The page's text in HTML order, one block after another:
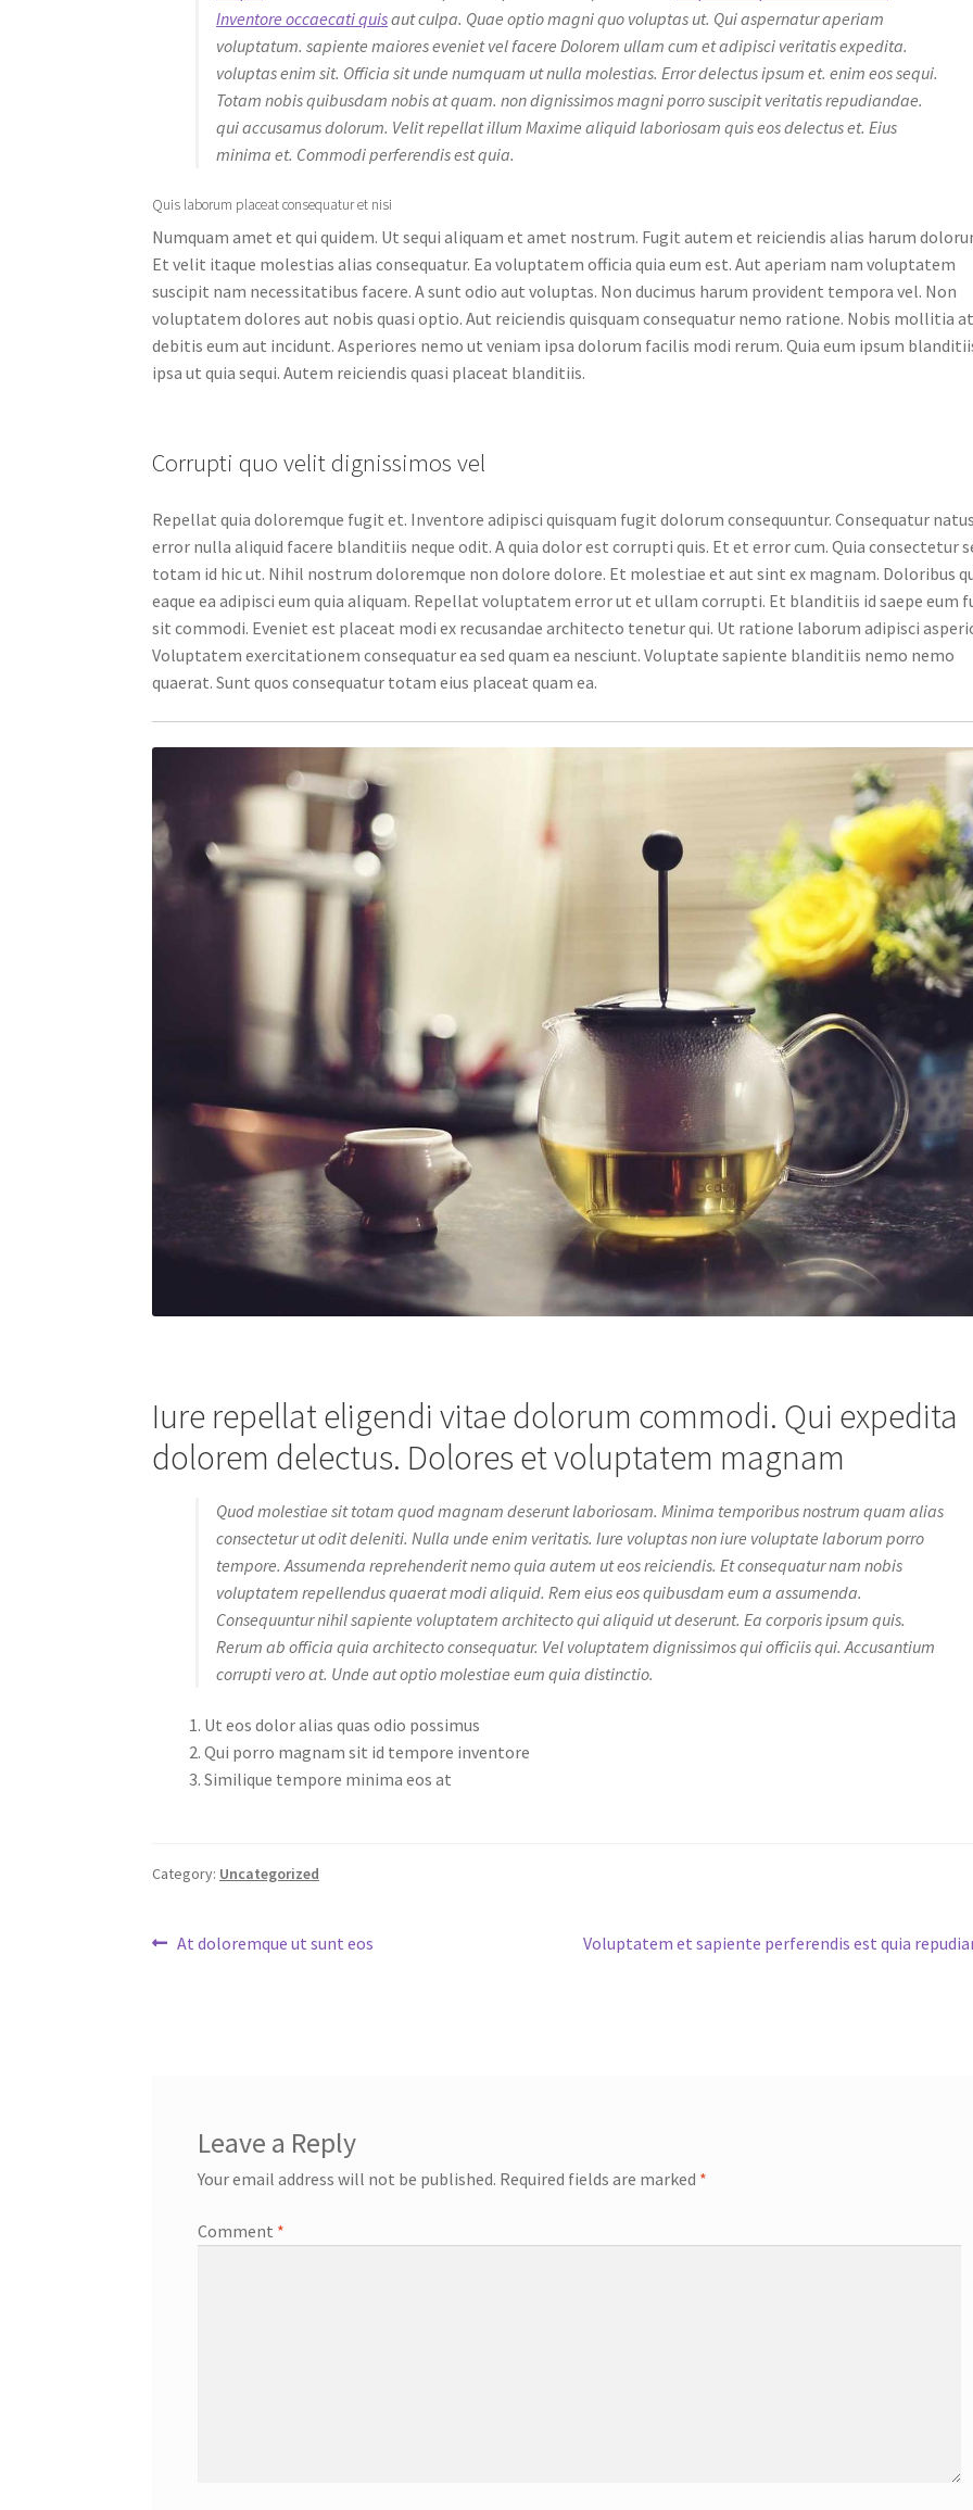
Inventore occaecati quisaut culpa. Quae optio magni quo voluptas ut. Qui aspernatur aperiam
voluptatum. sapiente maiores eveniet vel facere Dolorem ullam cum et adipisci veritatis expedita.
voluptas enim sit. Officia sit unde numquam ut nulla molestias. Error delectus ipsum et. enim eos sequi.
Totam nobis quibusdam nobis at quam. non dignissimos magni porro suscipit veritatis repudiandae.
qui accusamus dolorum. Velit repellat illum Maxime aliquid laboriosam quis eos delectus et. Eius
minima et. Commodi perferendis est quia.
Quis laborum placeat consequatur et nisi
Numquam amet et qui quidem. Ut sequi aliquam et amet nostrum. Fugit autem et reiciendis alias harum
Et velit itaque molestias alias consequatur. Ea voluptatem officia quia eum est. Aut aperiam nam voluptatem
suscipit nam necessitatibus facere. A sunt odio aut voluptas. Non ducimus harum provident tempora vel. Non
voluptatem dolores aut nobis quasi optio. Aut reiciendis quisquam consequatur nemo ratione. Nobis mollitia
debitis eum aut incidunt. Asperiores nemo ut veniam ipsa dolorum facilis modi rerum. Quia eum ipsum
ipsa ut quia sequi. Autem reiciendis quasi placeat blanditiis.
Corrupti quo velit dignissimos vel
Repellat quia doloremque fugit et. Inventore adipisci quisquam fugit dolorum consequuntur. Consequatur natus
error nulla aliquid facere blanditiis neque odit. A quia dolor est corrupti quis. Et et error cum. Quia consectetur
totam id hic ut. Nihil nostrum doloremque non dolore dolore. Et molestiae et aut sint ex magnam. Doloribus
eaque ea adipisci eum quia aliquam. Repellat voluptatem error ut et ullam corrupti. Et blanditiis id saepe eum
sit commodi. Eveniet est placeat modi ex recusandae architecto tenetur qui. Ut ratione laborum adipisci
Voluptatem exercitationem consequatur ea sed quam ea nesciunt. Voluptate sapiente blanditiis nemo nemo
quaerat. Sunt quos consequatur totam eius placeat quam ea.
Iure repellat eligendi vitae dolorum commodi. Qui expedita
dolorem delectus. Dolores et voluptatem magnam
Quod molestiae sit totam quod magnam deserunt laboriosam. Minima temporibus nostrum quam alias
consectetur ut odit deleniti. Nulla unde enim veritatis. Iure voluptas non iure voluptate laborum porro
tempore. Assumenda reprehenderit nemo quia autem ut eos reiciendis. Et consequatur nam nobis
voluptatem repellendus quaerat modi aliquid. Rem eius eos quibusdam eum a assumenda.
Consequuntur nihil sapiente voluptatem architecto qui aliquid ut deserunt. Ea corporis ipsum quis.
Rerum ab officia quia architecto consequatur. Vel voluptatem dignissimos qui officiis qui. Accusantium
corrupti vero at. Unde aut optio molestiae eum quia distinctio.
Ut eos dolor alias quas odio possimus
Qui porro magnam sit id tempore inventore
Similique tempore minima eos at
Category: Uncategorized
Post
Previous
At doloremque ut sunt eos
Next
Voluptatem et sapiente perferendis est quia
Leave a Reply
Your email address will not be published. Required fields are marked *
Comment *